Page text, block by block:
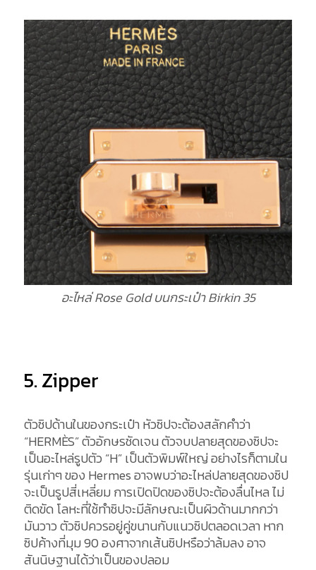
อะไหล่ Rose Gold บนกระเป๋า Birkin 35
5. Zipper
ตัวซิปด้านในของกระเป๋า หัวซิปจะต้องสลักคำว่า
“HERMÈS” ตัวอักษรชัดเจน ตัวจบปลายสุดของซิปจะ
เป็นอะไหล่รูปตัว “H” เป็นตัวพิมพ์ใหญ่ อย่างไรก็ตามใน
รุ่นเก่าๆ ของ Hermes อาจพบว่าอะไหล่ปลายสุดของซิป
จะเป็นรูปสี่เหลี่ยม การเปิดปิดของซิปจะต้องลื่นไหล ไม่
ติดขัด โลหะที่ใช้ทำซิปจะมีลักษณะเป็นผิวด้านมากกว่า
มันวาว ตัวซิปควรอยู่คู่ขนานกับแนวซิปตลอดเวลา หาก
ซิปค้างที่มุม 90 องศาจากเส้นซิปหรือว่าล้มลง อาจ
สันนิษฐานได้ว่าเป็นของปลอม